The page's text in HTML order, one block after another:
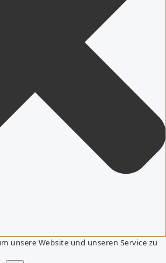
unsere Website und unseren Service zu